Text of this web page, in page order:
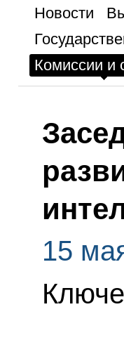
Новости
Комиссии и
15